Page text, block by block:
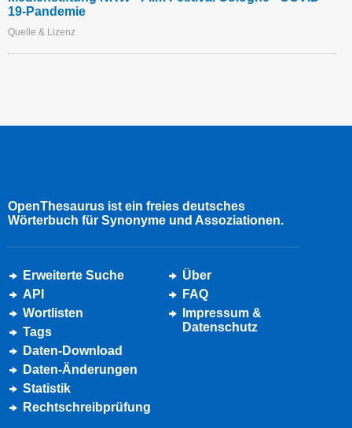
19-Pandemie
Quelle & Lizenz
OpenThesaurus ist ein freies deutsches
Wörterbuch für Synonyme und Assoziationen.
Erweiterte Suche
API
Wortlisten
Tags
Daten-Download
Daten-Änderungen
Statistik
Rechtschreibprüfung
Über
FAQ
Impressum &
Datenschutz